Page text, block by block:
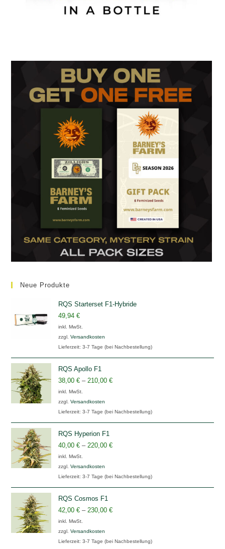
Neue Produkte
RQS Starterset F1-Hybride
49,94€
inkl. MwSt.
zzgl.Versandkosten
Lieferzeit:3-7 Tage (bei Nachbestellung)
RQS Apollo F1
38,00€ –210,00€
inkl. MwSt.
zzgl.Versandkosten
Lieferzeit:3-7 Tage (bei Nachbestellung)
RQS Hyperion F1
40,00€ –220,00€
inkl. MwSt.
zzgl.Versandkosten
Lieferzeit:3-7 Tage (bei Nachbestellung)
RQS Cosmos F1
42,00€ –230,00€
inkl. MwSt.
zzgl.Versandkosten
Lieferzeit:3-7 Tage (bei Nachbestellung)